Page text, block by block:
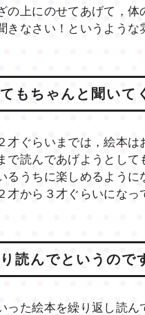
の上にのせてあげて，
きなさい！というような
もちゃんと聞いて
才ぐらいまでは，絵本は
で読んであげようとして
るうちに楽しめるよう
才から３才ぐらいになっ
読んでというので
った絵本を繰り返し読